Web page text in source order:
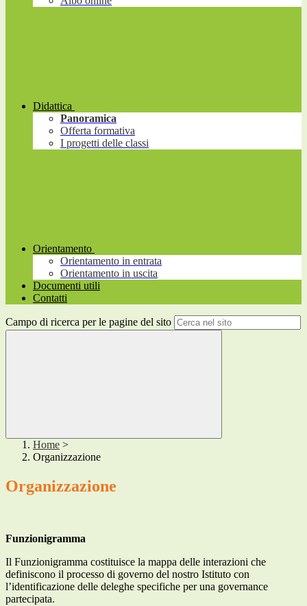
Didattica
Panoramica
Offerta formativa
I progetti delle classi
Orientamento
Orientamento in entrata
Orientamento in uscita
Documenti utili
Contatti
Campo di ricerca per le pagine del sito
Home >
Organizzazione
Organizzazione
Funzionigramma
Il Funzionigramma costituisce la mappa delle interazioni che
definiscono il processo di governo del nostro Istituto con
l’identificazione delle deleghe specifiche per una governance
partecipata.